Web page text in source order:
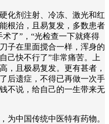
化剂注射、冷冻、激光和红
根治，且易复发，多数患者
了”，“光检查一下就疼得
子在里面搅合一样，浑身的
己快不行了”非常痛苦。上
，且极易复发。更有甚者，
后遗症，不得已再做一次手
不说，给自己的一生带来无
为中国传统中医特有药物。